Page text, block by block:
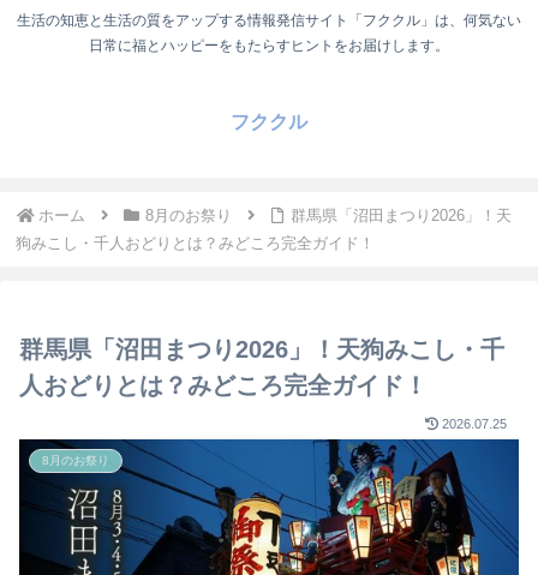
生活の知恵と生活の質をアップする情報発信サイト「フククル」は、何気ない
日常に福とハッピーをもたらすヒントをお届けします。
フククル
ホーム 8月のお祭り
群馬県「沼田まつり2026」！天
狗みこし・千人おどりとは？みどころ完全ガイド！
群馬県「沼田まつり2026」！天狗みこし・千
人おどりとは？みどころ完全ガイド！
2026.07.25
8月のお祭り